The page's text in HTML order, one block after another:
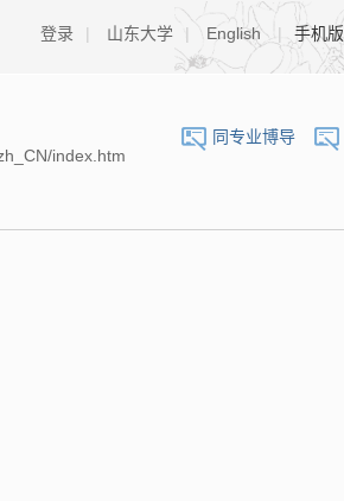
登录 | 山东大学 | English | 手机版
同专业博导
index.htm